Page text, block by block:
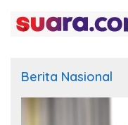
Berita Nasional